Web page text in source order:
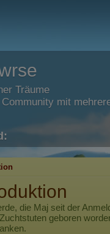
Träume
mit
die Maj seit der
geboren